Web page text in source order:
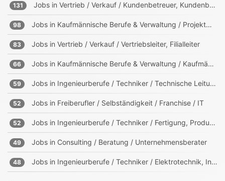
131 Jobs in Vertrieb / Verkauf / Kundenbetreuer, Kundenberater
98 Jobs in Kaufmännische Berufe & Verwaltung / Projektmanagement, Projektleitung
83 Jobs in Vertrieb / Verkauf / Vertriebsleiter, Filialleiter
66 Jobs in Kaufmännische Berufe & Verwaltung / Kaufmännischer Leiter
59 Jobs in Ingenieurberufe / Techniker / Technische Leitung, Projektleitung
52 Jobs in Freiberufler / Selbständigkeit / Franchise / IT
52 Jobs in Ingenieurberufe / Techniker / Fertigung, Produktion
49 Jobs in Consulting / Beratung / Unternehmensberater
48 Jobs in Ingenieurberufe / Techniker / Elektrotechnik, Informationstechnik, Mechatronik